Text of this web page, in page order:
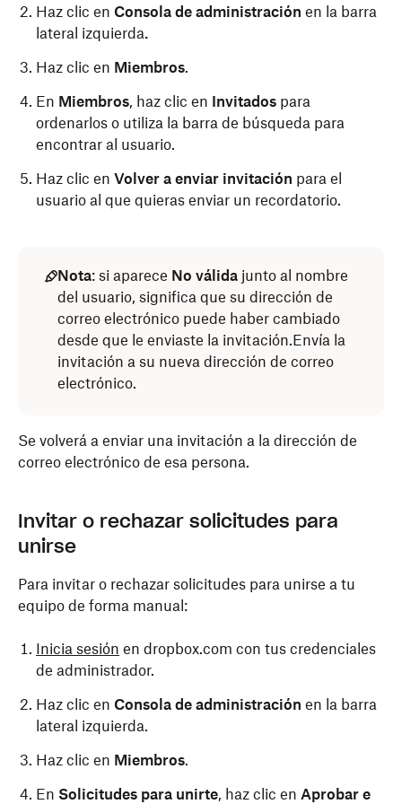
Haz clic en Consola de administración en la barra
lateral izquierda.
Haz clic en Miembros.
En Miembros, haz clic en Invitados para
ordenarlos o utiliza la barra de búsqueda para
encontrar al usuario.
Haz clic en Volver a enviar invitación para el
usuario al que quieras enviar un recordatorio.
Nota: si aparece No válida junto al nombre
del usuario, significa que su dirección de
correo electrónico puede haber cambiado
desde que le enviaste la invitación.Envía la
invitación a su nueva dirección de correo
electrónico.
Se volverá a enviar una invitación a la dirección de
correo electrónico de esa persona.
Para cancelar una invitación, sigue estos pasos:
Inicia sesión
de administrador.
Haz clic enConsola de administración
Haz clic enMiembros
EnMiembros, haz clic enInvitadospara
ordenarlos o utiliza la barra de búsqueda para
invitación:
de administrador.
lateral izquierda.
Haz clic enMiembros
EnMiembros, busca al usuario o utiliza la barra de
búsqueda para encontrarlo. A continuación, haz
clic enMás
junto a la invitación a la que quieres
añadir permisos de administrador.
Invitar o rechazar solicitudes para
unirse
Para invitar o rechazar solicitudes para unirse a tu
equipo de forma manual:
Inicia sesión en dropbox.com con tus credenciales
de administrador.
Haz clic en Consola de administración en la barra
lateral izquierda.
Haz clic en Miembros.
En Solicitudes para unirte, haz clic en Aprobar e